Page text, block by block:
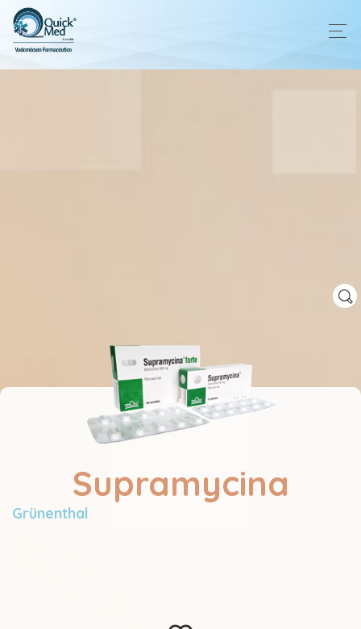
Supramycina
Grünenthal